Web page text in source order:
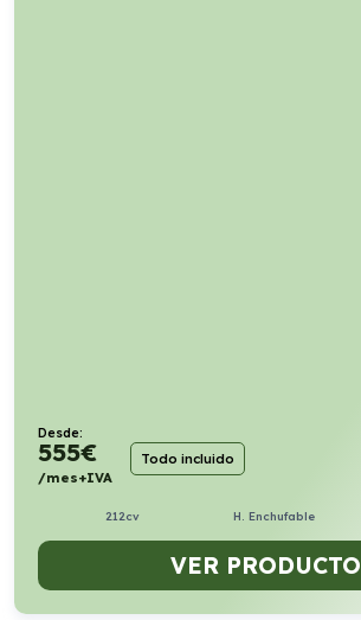
Desde:
555€
/mes+IVA
Todo incluido
212cv H. Enchufable
VER PRODUCTO